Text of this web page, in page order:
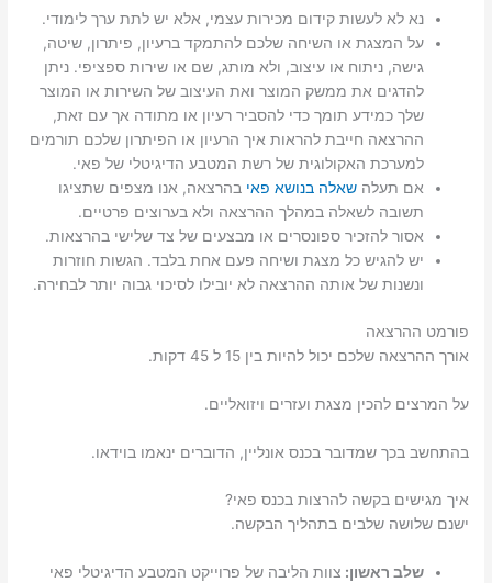
נא לא לעשות קידום מכירות עצמי, אלא יש לתת ערך לימודי.
על המצגת או השיחה שלכם להתמקד ברעיון, פיתרון, שיטה,
גישה, ניתוח או עיצוב, ולא מותג, שם או שירות ספציפי. ניתן
להדגים את ממשק המוצר ואת העיצוב של השירות או המוצר
שלך כמידע תומך כדי להסביר רעיון או מתודה אך עם זאת,
ההרצאה חייבת להראות איך הרעיון או הפיתרון שלכם תורמים
למערכת האקולוגית של רשת המטבע הדיגיטלי של פאי.
אם תעלהשאלה בנושא פאי בהרצאה, אנו מצפים שתציגו
תשובה לשאלה במהלך ההרצאה ולא בערוצים פרטיים.
אסור להזכיר ספונסרים או מבצעים של צד שלישי בהרצאות.
יש להגיש כל מצגת ושיחה פעם אחת בלבד. הגשות חוזרות
ונשנות של אותה ההרצאה לא יובילו לסיכוי גבוה יותר לבחירה.
פורמט ההרצאה
אורך ההרצאה שלכם יכול להיות בין 15 ל 45 דקות.
על המרצים להכין מצגת ועזרים ויזואליים.
בהתחשב בכך שמדובר בכנס אונליין, הדוברים ינאמו בוידאו.
איך מגישים בקשה להרצות בכנס פאי?
ישנם שלושה שלבים בתהליך הבקשה.
שלב ראשון: צוות הליבה של פרוייקט המטבע הדיגיטלי פאי